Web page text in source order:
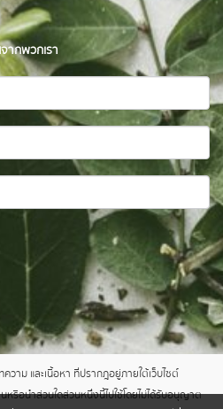
ากพวกเรา
าม และเนื้อหา ที่ปรากฎอยู่ภายใต้เว็บไซต์
รือนำส่วนใดส่วนหนึ่งนี้ไปใช้โดยไม่ได้รับอนุญาต